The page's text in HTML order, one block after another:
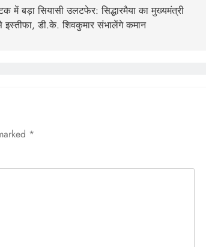
में बड़ा सियासी उलटफेर: सिद्धारमैया का मुख्यमंत्री
इस्तीफा, डी.के. शिवकुमार संभालेंगे कमान
*